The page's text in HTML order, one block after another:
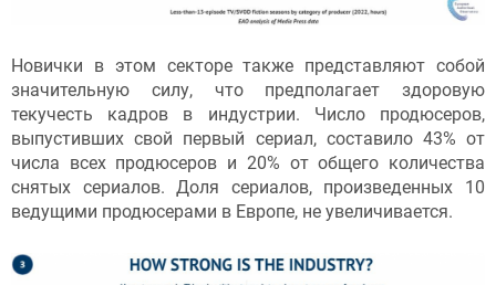
Новички в этом секторе также представляют собой
значительную силу, что предполагает здоровую
текучесть кадров в индустрии. Число продюсеров,
выпустивших свой первый сериал, составило 43% от
числа всех продюсеров и 20% от общего количества
снятых сериалов. Доля сериалов, произведенных 10
ведущими продюсерами в Европе, не увеличивается.